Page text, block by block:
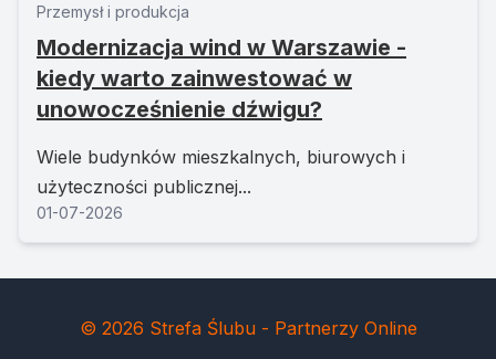
Przemysł i produkcja
Modernizacja wind w Warszawie -
kiedy warto zainwestować w
unowocześnienie dźwigu?
Wiele budynków mieszkalnych, biurowych i
użyteczności publicznej...
01-07-2026
© 2026 Strefa Ślubu - Partnerzy Online